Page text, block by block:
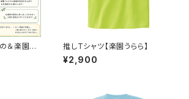
＆楽園う
カンパパ
推しTシャツ【楽園うらら】
¥2,900